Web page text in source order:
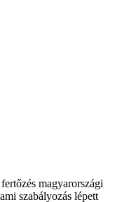
magyarországi
szabályozás lépett